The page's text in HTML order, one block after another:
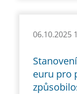
06.10.2025
euru pro